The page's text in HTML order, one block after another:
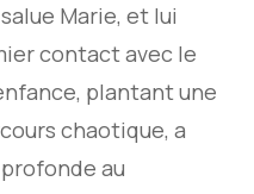
Marie, et lui
contact avec le
plantant une
chaotique, a
au